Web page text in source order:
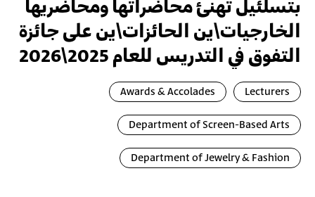
بتسلئيل تهنئ محاضراتها ومحاضريها
الخارجيات\ين الحائزات\ين على جائزة
التفوق في التدريس للعام 2025\2026
Lecturers
Awards & Accolades
Department of Screen-Based Arts
Department of Jewelry & Fashion